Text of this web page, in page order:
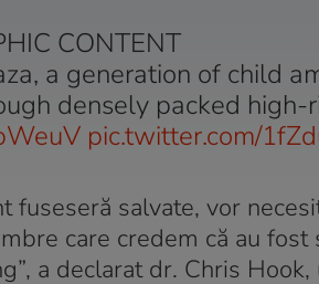
CONTENT
a generation of child
densely packed high-
pic.twitter.com/
fuseseră salvate, vor
care credem că au
a declarat dr. Chris